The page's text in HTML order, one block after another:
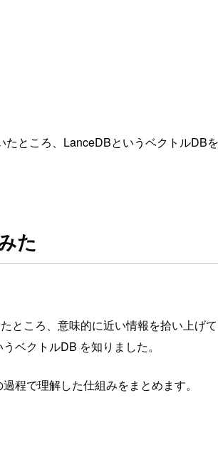
ところ、LanceDBというベクトル
た
ころ、意味的に近い情報を拾い上げ
ベクトルDB を知りました。
程で理解した仕組みをまとめます。